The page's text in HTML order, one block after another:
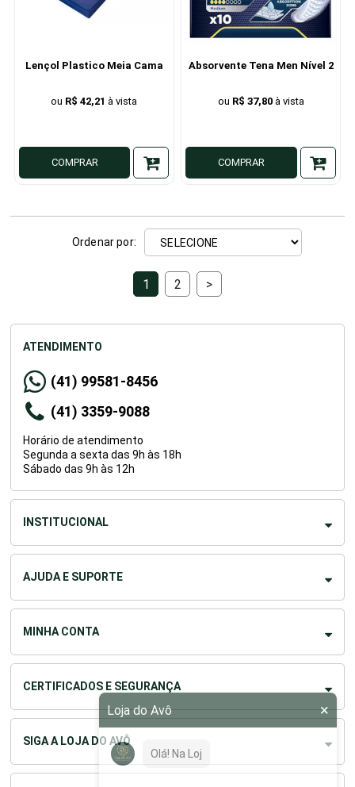
Loja do Avô ×
objeti
Lençol Plastico Meia Cama
R$ 42,21
COMPRAR
Absorvente Tena Men Nível 2
R$ 37,80
COMPRAR
Ordenar por:
1 2 >
ATENDIMENTO
(41) 99581-8456
(41) 3359-9088
Horário de atendimento
Segunda a sexta das 9h às 18h
Sábado das 9h às 12h
INSTITUCIONAL
AJUDA E SUPORTE
MINHA CONTA
CERTIFICADOS E SEGURANÇA
SIGA A LOJA DO AVÔ